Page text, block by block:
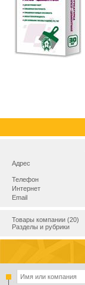
Адрес
Телефон
Интернет
Email
Товары компании (20)
Разделы и рубрики